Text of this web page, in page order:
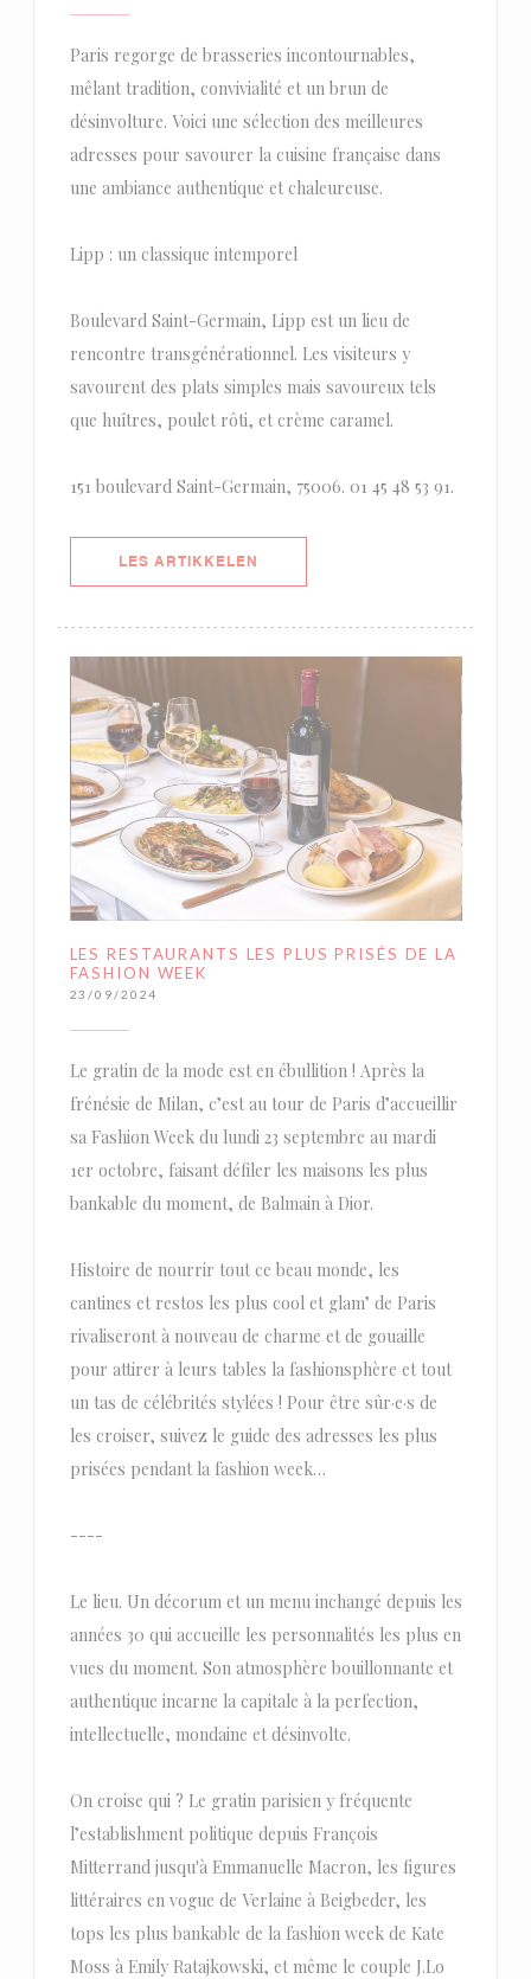
Paris regorge de brasseries incontournables,
mêlant tradition, convivialité et un brun de
désinvolture. Voici une sélection des meilleures
adresses pour savourer la cuisine française dans
une ambiance authentique et chaleureuse.
Lipp : un classique intemporel
Boulevard Saint-Germain, Lipp est un lieu de
rencontre transgénérationnel. Les visiteurs y
savourent des plats simples mais savoureux tels
que huîtres, poulet rôti, et crème caramel.
151 boulevard Saint-Germain, 75006. 01 45 48 53 91.
LES ARTIKKELEN
LES RESTAURANTS LES PLUS PRISÉS DE LA
FASHION WEEK
23/09/2024
Le gratin de la mode est en ébullition ! Après la
frénésie de Milan, c’est au tour de Paris d’accueillir
sa Fashion Week du lundi 23 septembre au mardi
1er octobre, faisant défiler les maisons les plus
bankable du moment, de Balmain à Dior.
Histoire de nourrir tout ce beau monde, les
cantines et restos les plus cool et glam’ de Paris
rivaliseront à nouveau de charme et de gouaille
pour attirer à leurs tables la fashionsphère et tout
un tas de célébrités stylées ! Pour être sûr·e·s de
les croiser, suivez le guide des adresses les plus
prisées pendant la fashion week…
----
Le lieu. Un décorum et un menu inchangé depuis les
années 30 qui accueille les personnalités les plus en
vues du moment. Son atmosphère bouillonnante et
authentique incarne la capitale à la perfection,
intellectuelle, mondaine et désinvolte.
On croise qui ? Le gratin parisien y fréquente
l’establishment politique depuis François
Mitterrand jusqu'à Emmanuelle Macron, les figures
littéraires en vogue de Verlaine à Beigbeder, les
tops les plus bankable de la fashion week de Kate
Moss à Emily Ratajkowski, et même le couple J.Lo